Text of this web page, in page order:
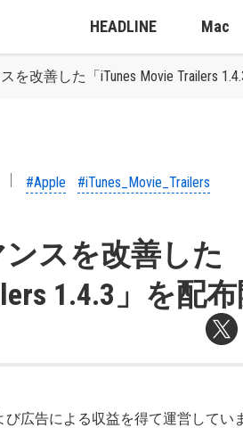
HEADLINE Mac
を改善した「iTunes Movie Trailers
#Apple #iTunes_Movie_Trailers
スを改善した
1.4.3」を配
広告による収益を得て運営してい